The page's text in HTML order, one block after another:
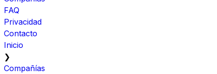
FAQ
Privacidad
Contacto
Inicio
❯
Compañías